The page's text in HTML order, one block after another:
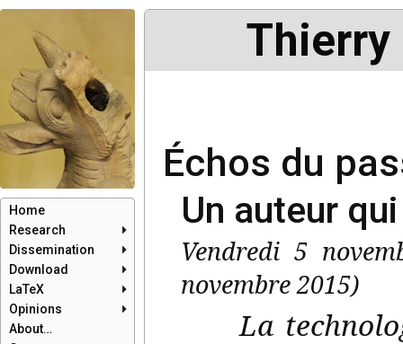
Home
Research
Dissemination
Download
LaTeX
Opinions
About…
Thierry
Échos du
Un auteur
Vendredi 5
novembre 2015)
La